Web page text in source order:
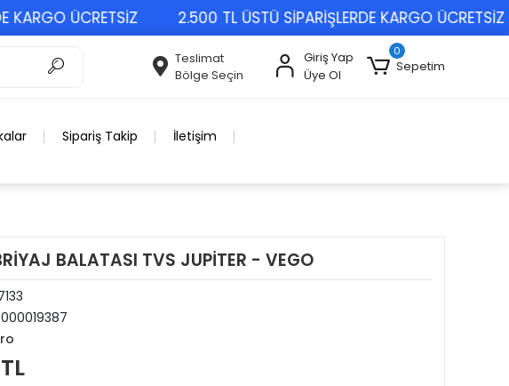
ÜCRETSİZ 2.500 TL ÜSTÜ SİPARİŞLERDE KARGO ÜCRETSİZ
Teslimat
Bölge Seçin
Giriş Yap
Üye Ol
0
Sepetim
Sipariş Takip İletişim
BALATASI TVS JUPİTER - VEGO